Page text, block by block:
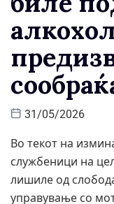
31/05/2026
Во текот на
службеници на
лишиле од
управување со